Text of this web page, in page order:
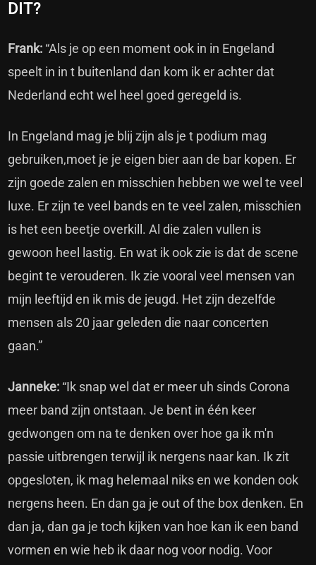
DIT?
Frank: “Als je op een moment ook in in Engeland
speelt in in t buitenland dan kom ik er achter dat
Nederland echt wel heel goed geregeld is.
In Engeland mag je blij zijn als je t podium mag
gebruiken,moet je je eigen bier aan de bar kopen. Er
zijn goede zalen en misschien hebben we wel te veel
luxe. Er zijn te veel bands en te veel zalen, misschien
is het een beetje overkill. Al die zalen vullen is
gewoon heel lastig. En wat ik ook zie is dat de scene
begint te verouderen. Ik zie vooral veel mensen van
mijn leeftijd en ik mis de jeugd. Het zijn dezelfde
mensen als 20 jaar geleden die naar concerten
gaan.”
Janneke: “Ik snap wel dat er meer uh sinds Corona
meer band zijn ontstaan. Je bent in één keer
gedwongen om na te denken over hoe ga ik m'n
passie uitbrengen terwijl ik nergens naar kan. Ik zit
opgesloten, ik mag helemaal niks en we konden ook
nergens heen. En dan ga je out of the box denken. En
dan ja, dan ga je toch kijken van hoe kan ik een band
vormen en wie heb ik daar nog voor nodig. Voor